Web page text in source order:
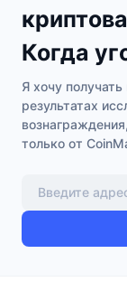
Когда
Я хочу
результатах
только от